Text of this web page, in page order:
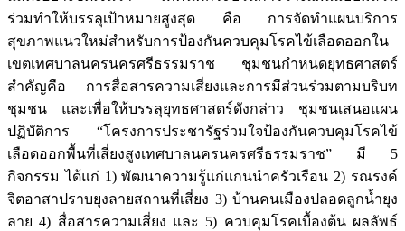
ร่วมทำให้บรรลุเป้าหมายสูงสุด คือ การจัดทำแผนบริการ
สุขภาพแนวใหม่สำหรับการป้องกันควบคุมโรคไข้เลือดออกใน
เขตเทศบาลนครนครศรีธรรมราช ชุมชนกำหนดยุทธศาสตร์
สำคัญคือ การสื่อสารความเสี่ยงและการมีส่วนร่วมตามบริบท
ชุมชน และเพื่อให้บรรลุยุทธศาสตร์ดังกล่าว ชุมชนเสนอแผน
ปฏิบัติการ “โครงการประชารัฐร่วมใจป้องกันควบคุมโรคไข้
เลือดออกพื้นที่เสี่ยงสูงเทศบาลนครนครศรีธรรมราช” มี 5
กิจกรรม ได้แก่ 1) พัฒนาความรู้แก่แกนนำครัวเรือน 2) รณรงค์
จิตอาสาปราบยุงลายสถานที่เสี่ยง 3) บ้านคนเมืองปลอดลูกน้ำยุง
ลาย 4) สื่อสารความเสี่ยง และ 5) ควบคุมโรคเบื้องต้น ผลลัพธ์